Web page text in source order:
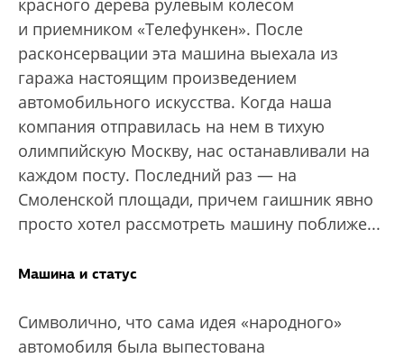
красного дерева рулевым колесом
и приемником «Телефункен». После
расконсервации эта машина выехала из
гаража настоящим произведением
автомобильного искусства. Когда наша
компания отправилась на нем в тихую
олимпийскую Москву, нас останавливали на
каждом посту. Последний раз — на
Смоленской площади, причем гаишник явно
просто хотел рассмотреть машину поближе...
Машина и статус
Символично, что сама идея «народного»
автомобиля была выпестована